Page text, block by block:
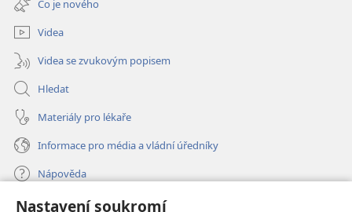
Nastavení soukromí
okno)
Co je nového
Videa
Videa se zvukovým popisem
Hledat
Materiály pro lékaře
Informace pro média a vládní úředníky
Nápověda